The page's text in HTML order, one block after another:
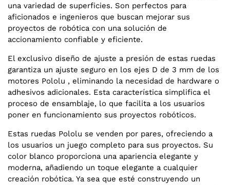
una variedad de superficies. Son perfectos para
aficionados e ingenieros que buscan mejorar sus
proyectos de robótica con una solución de
accionamiento confiable y eficiente.
El exclusivo diseño de ajuste a presión de estas ruedas
garantiza un ajuste seguro en los ejes D de 3 mm de los
motores Pololu , eliminando la necesidad de hardware o
adhesivos adicionales. Esta característica simplifica el
proceso de ensamblaje, lo que facilita a los usuarios
poner en funcionamiento sus proyectos robóticos.
Estas ruedas Pololu se venden por pares, ofreciendo a
los usuarios un juego completo para sus proyectos. Su
color blanco proporciona una apariencia elegante y
moderna, añadiendo un toque elegante a cualquier
creación robótica. Ya sea que esté construyendo un